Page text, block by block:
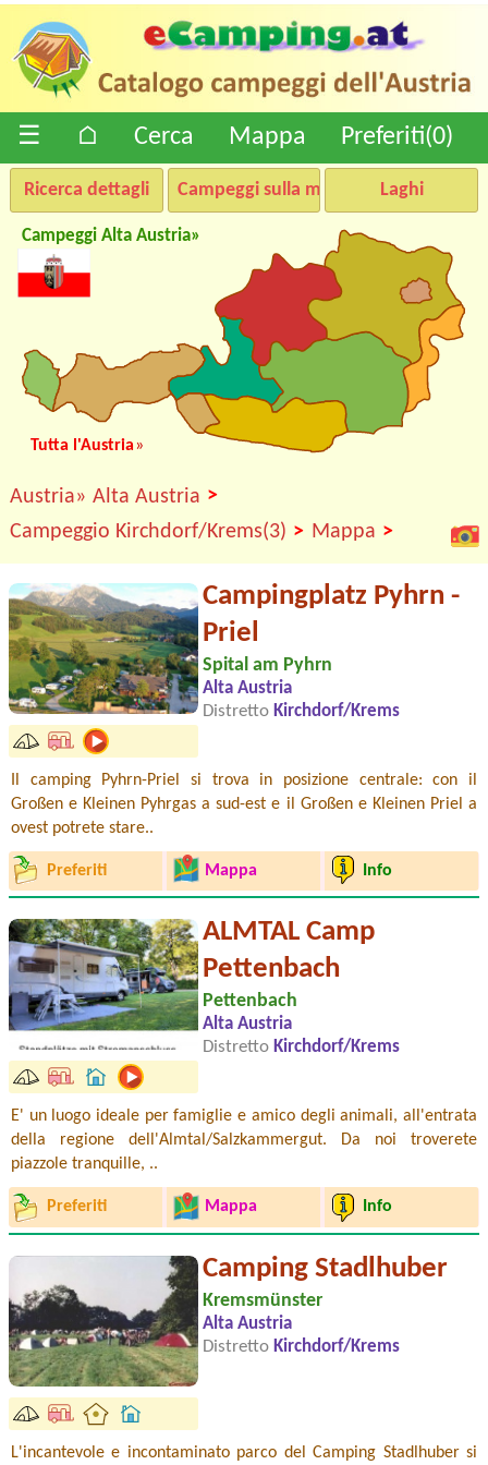
☰ ⌂ Cerca Mappa Preferiti(0)
Ricerca dettagli Campeggi sulla mappa Laghi
Campeggi Alta Austria»
Tutta l'Austria»
Austria» Alta Austria >
Campeggio Kirchdorf/Krems(3) > Mappa >
Campingplatz Pyhrn -
Priel
Spital am Pyhrn
Alta Austria
Distretto Kirchdorf/Krems
Il camping Pyhrn-Priel si trova in posizione centrale: con il
Großen e Kleinen Pyhrgas a sud-est e il Großen e Kleinen Priel a
ovest potrete stare..
Preferiti Mappa Info
ALMTAL Camp
Pettenbach
Pettenbach
Alta Austria
Distretto Kirchdorf/Krems
E' un luogo ideale per famiglie e amico degli animali, all'entrata
della regione dell'Almtal/Salzkammergut. Da noi troverete
piazzole tranquille, ..
Preferiti Mappa Info
Camping Stadlhuber
Kremsmünster
Alta Austria
Distretto Kirchdorf/Krems
L'incantevole e incontaminato parco del Camping Stadlhuber si